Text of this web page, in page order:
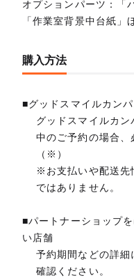
オプションパーツ：「
「作業室背景中台紙」
購入方法
■グッドスマイルカン
グッドスマイルカ
中のご予約の場合、
（※）
※お支払いや配送先
ではありません。
■パートナーショップ
い店舗
予約期間などの詳
確認ください。